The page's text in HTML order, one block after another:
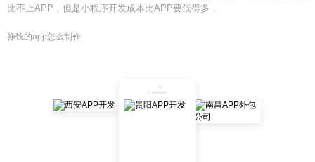
比不上APP，但是小程序开发成本比APP要低得多，
挣钱的app怎么制作